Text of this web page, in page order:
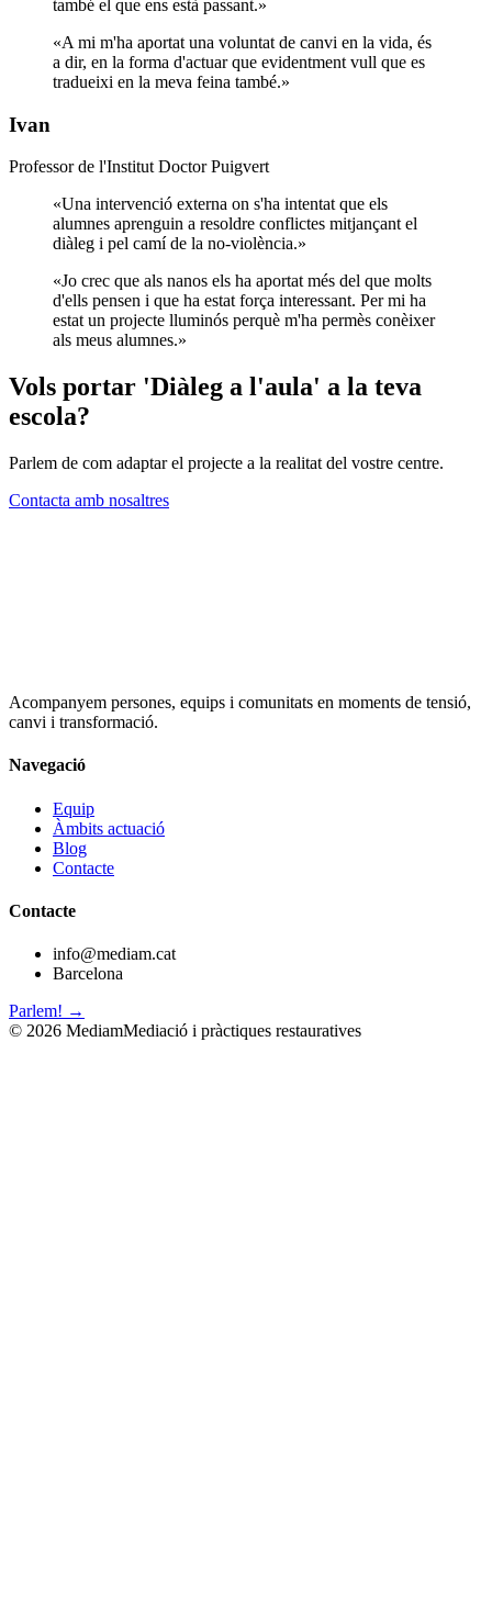
també el que ens està passant.»
«A mi m'ha aportat una voluntat de canvi en la vida, és
a dir, en la forma d'actuar que evidentment vull que es
tradueixi en la meva feina també.»
Ivan
Professor de l'Institut Doctor Puigvert
«Una intervenció externa on s'ha intentat que els
alumnes aprenguin a resoldre conflictes mitjançant el
diàleg i pel camí de la no-violència.»
«Jo crec que als nanos els ha aportat més del que molts
d'ells pensen i que ha estat força interessant. Per mi ha
estat un projecte lluminós perquè m'ha permès conèixer
als meus alumnes.»
Vols portar 'Diàleg a l'aula' a la teva
escola?
Parlem de com adaptar el projecte a la realitat del vostre centre.
Contacta amb nosaltres
Acompanyem persones, equips i comunitats en moments de tensió,
canvi i transformació.
Navegació
Equip
Àmbits actuació
Blog
Contacte
Contacte
info@mediam.cat
Barcelona
Parlem! →
© 2026 MediamMediació i pràctiques restauratives